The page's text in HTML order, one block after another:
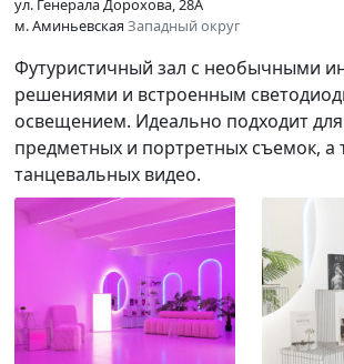
ул. Генерала Дорохова, 28А
м. Аминьевская Западный округ
Футуристичный зал с необычными
решениями и встроенным
освещением. Идеально подходит для
предметных и портретных съемок, а
танцевальных видео.